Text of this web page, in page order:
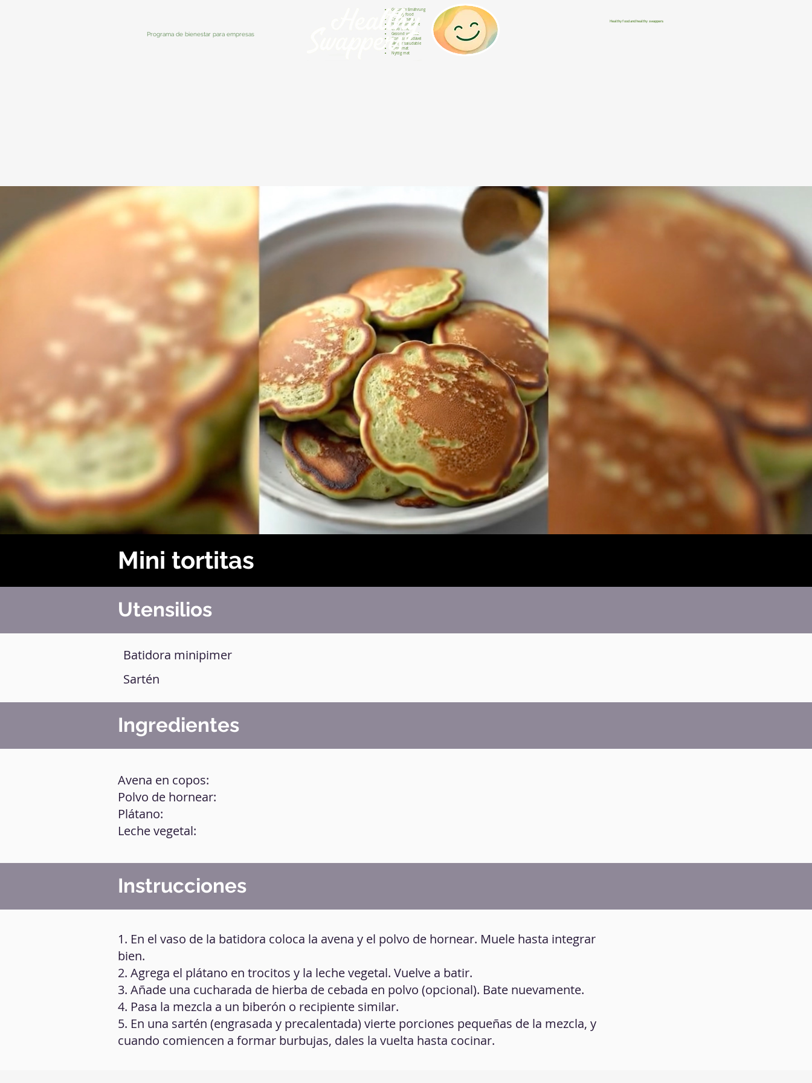
Programa de bienestar para empresas
Gesunde Ernährung
Healthy food
Comida sana
Nourriture saine
Cibo sano
Gezond voedsel
Comida saudável
Menjar saludable
Sunn mat
Nyttig mat
Healthy food and healthy swappers
Mini tortitas
Utensilios
Batidora minipimer
Sartén
Ingredientes
Avena en copos:
Polvo de hornear:
Plátano:
Leche vegetal:
Instrucciones
1. En el vaso de la batidora coloca la avena y el polvo de hornear. Muele hasta integrar
bien.
2. Agrega el plátano en trocitos y la leche vegetal. Vuelve a batir.
3. Añade una cucharada de hierba de cebada en polvo (opcional). Bate nuevamente.
4. Pasa la mezcla a un biberón o recipiente similar.
5. En una sartén (engrasada y precalentada) vierte porciones pequeñas de la mezcla, y
cuando comiencen a formar burbujas, dales la vuelta hasta cocinar.